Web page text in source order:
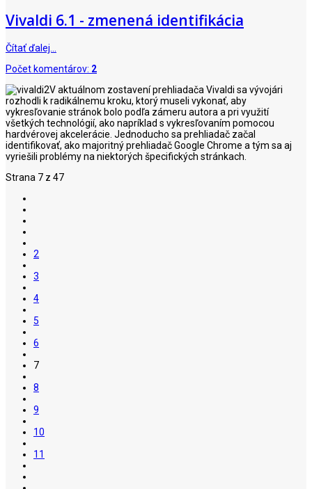
Vivaldi 6.1 - zmenená identifikácia
Čítať ďalej…
Počet komentárov: 2
V aktuálnom zostavení prehliadača Vivaldi sa vývojári
rozhodli k radikálnemu kroku, ktorý museli vykonať, aby
vykresľovanie stránok bolo podľa zámeru autora a pri využití
všetkých technológií, ako napríklad s vykresľovaním pomocou
hardvérovej akcelerácie. Jednoducho sa prehliadač začal
identifikovať, ako majoritný prehliadač Google Chrome a tým sa aj
vyriešili problémy na niektorých špecifických stránkach.
Strana 7 z 47
2
3
4
5
6
7
8
9
10
11